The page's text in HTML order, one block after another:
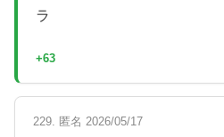
ラ
+63
229. 匿名 2026/05/17